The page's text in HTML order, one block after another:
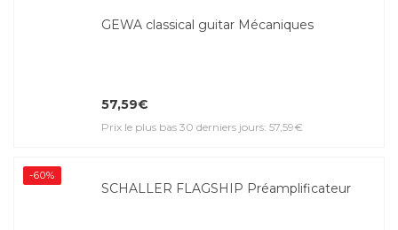
GEWA classical guitar Mécaniques
57,59€
Prix le plus bas 30 derniers jours: 57,59€
-60%
SCHALLER FLAGSHIP Préamplificateur